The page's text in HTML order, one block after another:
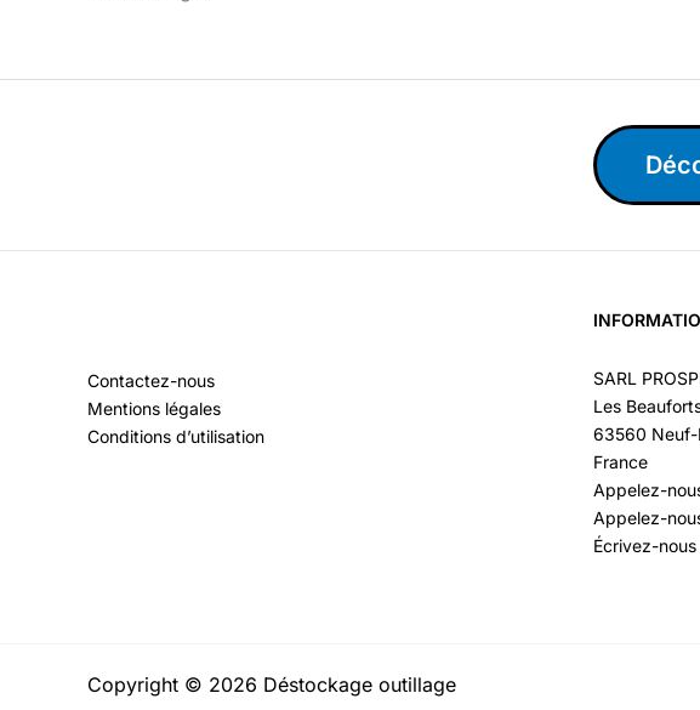
Contactez-nous
Mentions légales
Conditions d’utilisation
SARL
Les
63560 Neuf-
France
Appelez-
Appelez-
Écrivez-
Copyright © 2026 Déstockage outillage